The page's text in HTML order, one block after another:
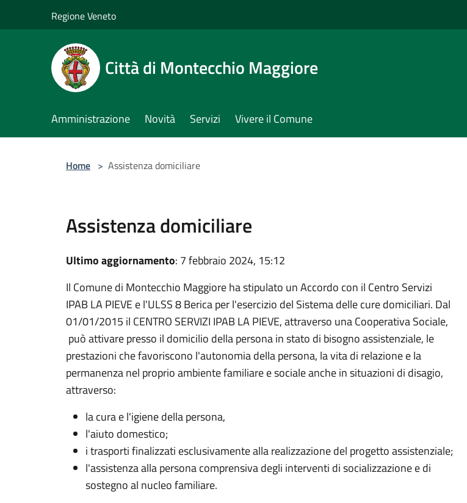
Regione Veneto
Città di Montecchio Maggiore
Amministrazione Novità Servizi Vivere il Comune
Home > Assistenza domiciliare
Assistenza domiciliare
Ultimo aggiornamento: 7 febbraio 2024, 15:12
Il Comune di Montecchio Maggiore ha stipulato un Accordo con il Centro Servizi
IPAB LA PIEVE e l'ULSS 8 Berica per l'esercizio del Sistema delle cure domiciliari. Dal
01/01/2015 il CENTRO SERVIZI IPAB LA PIEVE, attraverso una Cooperativa Sociale,
può attivare presso il domicilio della persona in stato di bisogno assistenziale, le
prestazioni che favoriscono l'autonomia della persona, la vita di relazione e la
permanenza nel proprio ambiente familiare e sociale anche in situazioni di disagio,
attraverso:
la cura e l'igiene della persona,
l'aiuto domestico;
i trasporti finalizzati esclusivamente alla realizzazione del progetto assistenziale;
l'assistenza alla persona comprensiva degli interventi di socializzazione e di
sostegno al nucleo familiare.